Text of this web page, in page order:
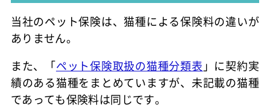
当社のペット保険は、猫種による保険料の違いが
ありません。
また、「ペット保険取扱の猫種分類表 」に契約実
績のある猫種をまとめていますが、未記載の猫種
であっても保険料は同じです。